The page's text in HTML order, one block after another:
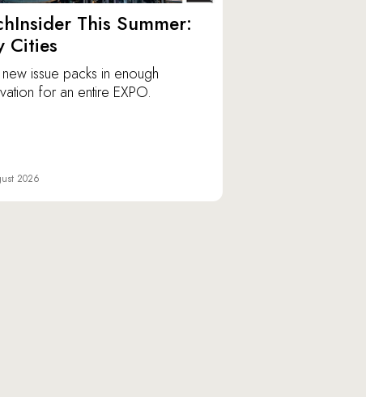
This Summer:
Cities
issue packs in enough
for an entire EXPO.
2026